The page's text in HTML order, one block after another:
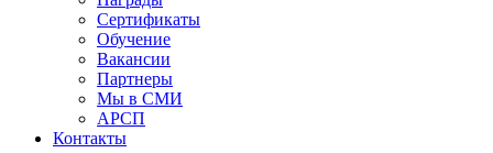
Сертификаты
Обучение
Вакансии
Партнеры
Мы в СМИ
АРСП
Контакты